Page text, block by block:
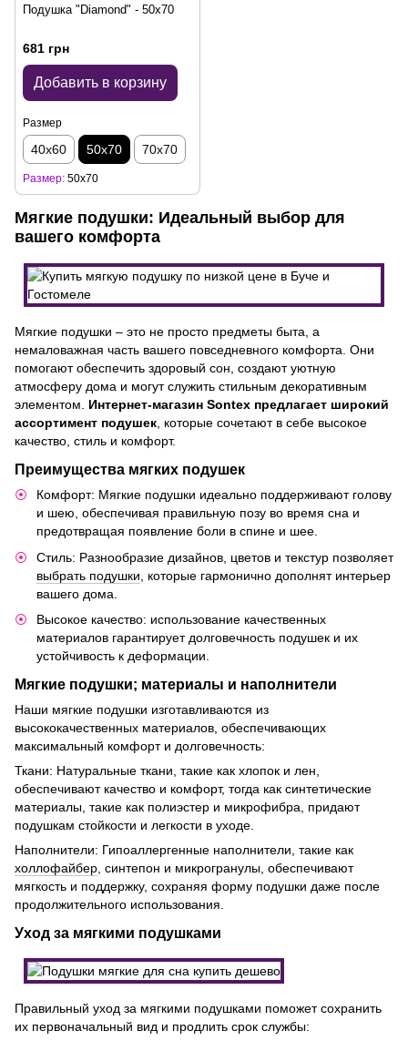
Подушка "Diamond" - 50x70
681 грн
Добавить в корзину
Размер
40х60 50х70 70х70
Размер 50х70
Мягкие подушки: Идеальный выбор для
вашего комфорта
Мягкие подушки – это не просто предметы быта, а
немаловажная часть вашего повседневного комфорта. Они
помогают обеспечить здоровый сон, создают уютную
атмосферу дома и могут служить стильным декоративным
элементом. Интернет-магазин Sontex предлагает широкий
ассортимент подушек, которые сочетают в себе высокое
качество, стиль и комфорт.
Преимущества мягких подушек
Комфорт: Мягкие подушки идеально поддерживают голову
и шею, обеспечивая правильную позу во время сна и
предотвращая появление боли в спине и шее.
Стиль: Разнообразие дизайнов, цветов и текстур позволяет
выбрать подушки , которые гармонично дополнят интерьер
вашего дома.
Высокое качество: использование качественных
материалов гарантирует долговечность подушек и их
устойчивость к деформации.
Мягкие подушки; материалы и наполнители
Наши мягкие подушки изготавливаются из
высококачественных материалов, обеспечивающих
максимальный комфорт и долговечность:
Ткани: Натуральные ткани, такие как хлопок и лен,
обеспечивают качество и комфорт, тогда как синтетические
материалы, такие как полиэстер и микрофибра, придают
подушкам стойкости и легкости в уходе.
Наполнители: Гипоаллергенные наполнители, такие как
холлофайбер , синтепон и микрогранулы, обеспечивают
мягкость и поддержку, сохраняя форму подушки даже после
продолжительного использования.
Уход за мягкими подушками
Правильный уход за мягкими подушками поможет сохранить
их первоначальный вид и продлить срок службы: